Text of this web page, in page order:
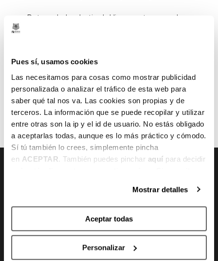
Pues sí, usamos cookies
Las necesitamos para cosas como mostrar publicidad
personalizada o analizar el tráfico de esta web para
saber qué tal nos va. Las cookies son propias y de
terceros. La información que se puede recopilar y utilizar
entre otras son la ip y el id de usuario. No estás obligado
a aceptarlas todas, aunque es lo más práctico y cómodo.
Sí tú también lo crees, simplemente pincha
en ACEPTAR . También puedes pinchar aquí para decidir
Mostrar detalles
Aceptar todas
Personalizar
Rotura de la plastia del ligamento cruzado
ANTERIOR SIGUIENTE
info@bilbaobasket.biz
(+34) 944 70 06 78